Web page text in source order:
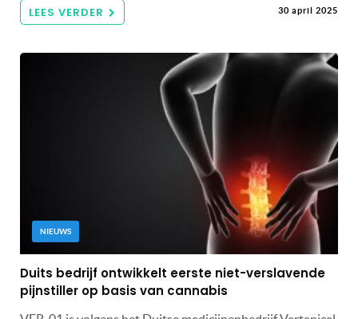
LEES VERDER 30 april 2025
NIEUWS
Duits bedrijf ontwikkelt eerste niet-verslavende
pijnstiller op basis van cannabis